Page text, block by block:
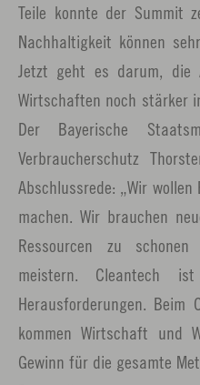
Teile konnte der Summit
Nachhaltigkeit können
Jetzt geht es darum, die
Wirtschaften noch stärker
Der Bayerische
Verbraucherschutz
Abschlussrede: „Wir
machen. Wir brauchen
Ressourcen zu
meistern. Cleantech
Herausforderungen. Beim
kommen Wirtschaft und
Gewinn für die gesamte